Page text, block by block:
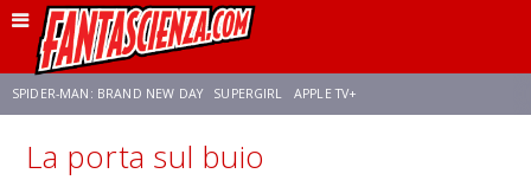
SPIDER-MAN: BRAND NEW DAY SUPERGIRL APPLE TV+
FRANCO RICCIARDIELLO ZENDAYA STAR TREK
La porta sul buio